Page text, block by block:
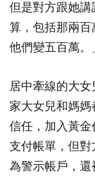
但是對方跟她
算，包括那兩
他們變五百萬。
居中牽線的大
家大女兒和媽
信任，加入黃
支付帳單，但對
為警示帳戶，